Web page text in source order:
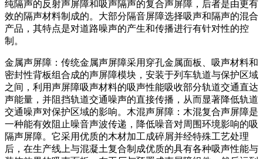
纯隔声的反射声屏障和吸声隔声的复合声屏障，后者是由更有
效的隔声材料制成的。大部分隔音屏障选择吸声和隔声的混合
产品，其特点是对道路噪声的产生和传播进行有针对性的控
制。
金属声屏障：传统金属声屏障采用穿孔金属面板、吸声材料和
密封性背板组合成的声屏障模块，安装于列车轨道与保护区域
之间，利用声屏障吸声材料的吸声性能吸收部分轨道交通直达
声能量，并阻挡轨道交通噪声的直接传播，从而显著降低轨道
交通噪声对保护区域的影响。木混声屏障：木混复合声屏障是
一种能有效阻止噪音声波传递，降低噪音对周围环境影响的吸
隔声屏障。它采用优质的木材加工成碎屑并经特殊工艺处理
后，在生产线上与混凝土复合制成优质的具有各种吸声性能与